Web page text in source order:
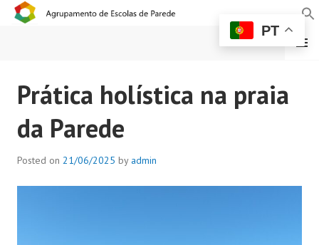
AGRUPAMENTO DE
ESCOLAS DE PAREDE
MENU
Prática holística na praia
da Parede
Posted on 21/06/2025 by admin
PT